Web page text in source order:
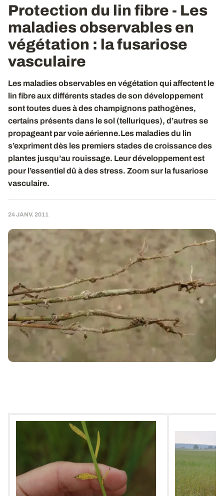
Protection du lin fibre - Les
maladies observables en
végétation : la fusariose
vasculaire
Les maladies observables en végétation qui affectent le
lin fibre aux différents stades de son développement
sont toutes dues à des champignons pathogènes,
certains présents dans le sol (telluriques), d’autres se
propageant par voie aérienne.Les maladies du lin
s’expriment dès les premiers stades de croissance des
plantes jusqu’au rouissage. Leur développement est
pour l’essentiel dû à des stress. Zoom sur la fusariose
vasculaire.
24 JANV. 2011